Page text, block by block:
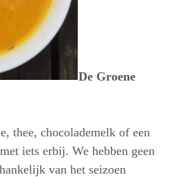
De Groene
thee, chocolademelk of een
iets erbij. We hebben geen
van het seizoen